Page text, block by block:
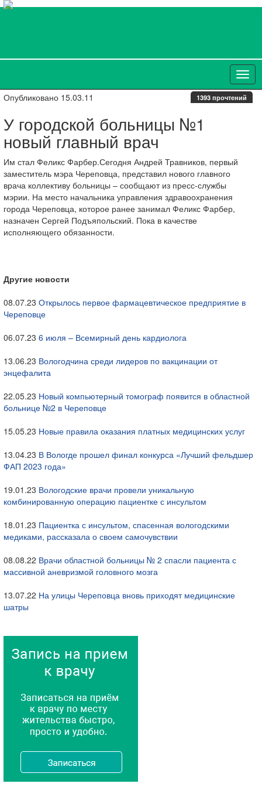
Опубликовано 15.03.11 1393 прочтений
У городской больницы №1
новый главный врач
Им стал Феликс Фарбер.Сегодня Андрей Травников, первый
заместитель мэра Череповца, представил нового главного
врача коллективу больницы – сообщают из пресс-службы
мэрии. На место начальника управления здравоохранения
города Череповца, которое ранее занимал Феликс Фарбер,
назначен Сергей Подъяпольский. Пока в качестве
исполняющего обязанности.
Другие новости
08.07.23 Открылось первое фармацевтическое предприятие в
Череповце
06.07.23 6 июля – Всемирный день кардиолога
13.06.23 Вологодчина среди лидеров по вакцинации от
энцефалита
22.05.23 Новый компьютерный томограф появится в областной
больнице №2 в Череповце
15.05.23 Новые правила оказания платных медицинских услуг
13.04.23 В Вологде прошел финал конкурса «Лучший фельдшер
ФАП 2023 года»
19.01.23 Вологодские врачи провели уникальную
комбинированную операцию пациентке с инсультом
18.01.23 Пациентка с инсультом, спасенная вологодскими
медиками, рассказала о своем самочувствии
08.08.22 Врачи областной больницы № 2 спасли пациента с
массивной аневризмой головного мозга
13.07.22 На улицы Череповца вновь приходят медицинские
шатры